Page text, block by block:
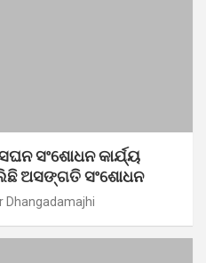
ସଂଶୋଧନ କାର୍ଯ୍ୟ
ଅସଙ୍ଗତି ସଂଶୋଧନ
Dhangadamajhi